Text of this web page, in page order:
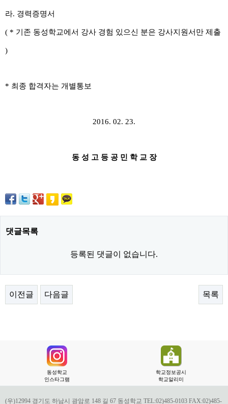
라. 경력증명서
( * 기존 동성학교에서 강사 경험 있으신 분은 강사지원서만 제출
)
* 최종 합격자는 개별통보
2016. 02. 23.
동 성 고 등 공 민 학 교 장
댓글목록
등록된 댓글이 없습니다.
이전글 다음글 목록
동성학교
인스타그램
학교정보공시
학교알리미
(우)12994 경기도 하남시 광암로 148 길 67 동성학교 TEL:02)485-0103 FAX:02)485-